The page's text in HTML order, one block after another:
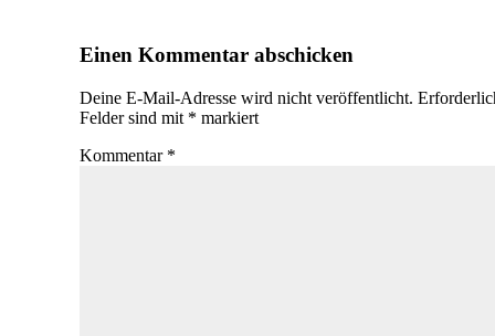
Einen Kommentar abschicken
Deine E-Mail-Adresse wird nicht veröffentlicht.
Felder sind mit * markiert
Kommentar *